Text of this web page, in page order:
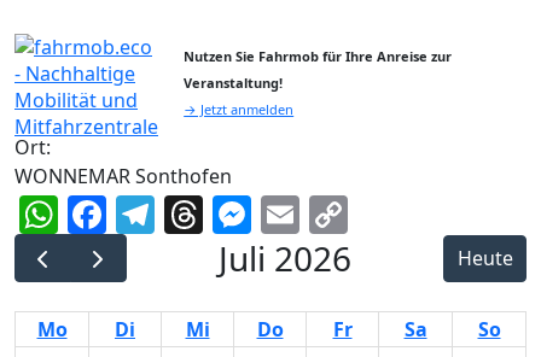
Nutzen Sie Fahrmob für Ihre Anreise zur
Veranstaltung!
→ Jetzt anmelden
Ort:
WONNEMAR Sonthofen
WhatsApp
Facebook
Telegram
Threads
Messenger
Email
Link
Juli 2026 Heute
Mo Di Mi Do Fr Sa
So